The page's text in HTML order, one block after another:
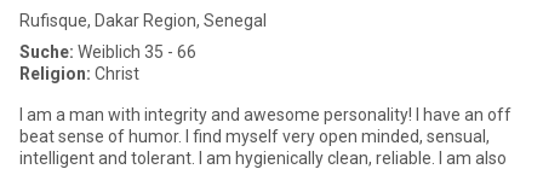
Rufisque, Dakar Region, Senegal
Suche: Weiblich 35 - 66
Religion: Christ
I am a man with integrity and awesome personality! I have an off
beat sense of humor. I find myself very open minded, sensual,
intelligent and tolerant. I am hygienically clean, reliable. I am also